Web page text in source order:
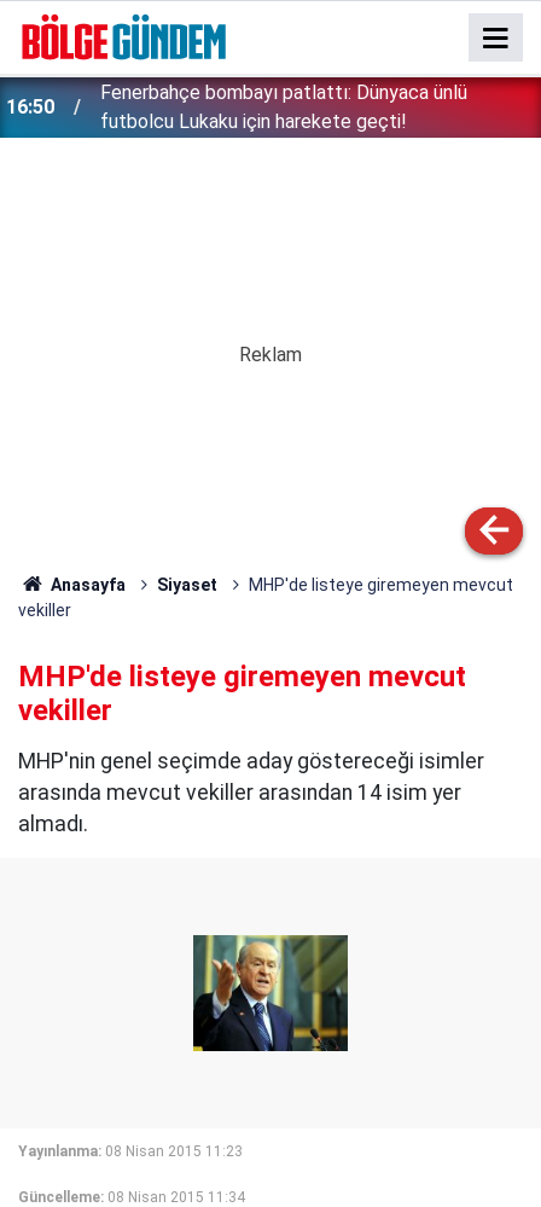
16:50
Fenerbahçe bombayı patlattı: Dünyaca ünlü
futbolcu Lukaku için harekete geçti!
Anasayfa Siyaset
MHP'de listeye giremeyen mevcut
vekiller
MHP'de listeye giremeyen mevcut
vekiller
MHP'nin genel seçimde aday göstereceği isimler
arasında mevcut vekiller arasından 14 isim yer
almadı.
Yayınlanma: 08 Nisan 2015 11:23
Güncelleme: 08 Nisan 2015 11:34